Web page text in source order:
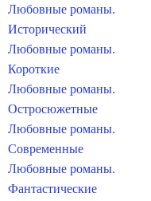
Любовные романы.
Исторический
Любовные романы.
Короткие
Любовные романы.
Остросюжетные
Любовные романы.
Современные
Любовные романы.
Фантастические